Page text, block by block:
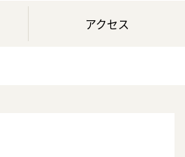
アクセス